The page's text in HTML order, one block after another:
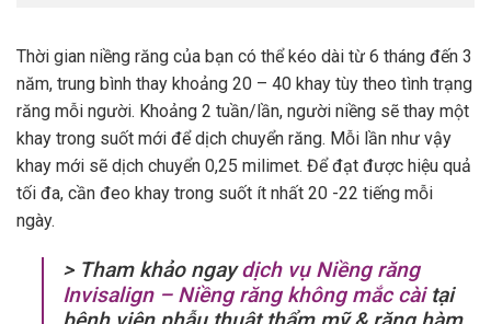
Thời gian niềng răng của bạn có thể kéo dài từ 6 tháng đến 3
năm, trung bình thay khoảng 20 – 40 khay tùy theo tình trạng
răng mỗi người. Khoảng 2 tuần/lần, người niềng sẽ thay một
khay trong suốt mới để dịch chuyển răng. Mỗi lần như vậy
khay mới sẽ dịch chuyển 0,25 milimet. Để đạt được hiệu quả
tối đa, cần đeo khay trong suốt ít nhất 20 -22 tiếng mỗi
ngày.
> Tham khảo ngaydịch vụ Niềng răng
Invisalign – Niềng răng không mắc càitại